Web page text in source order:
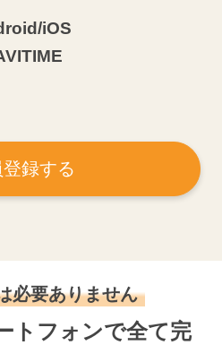
iOS
録する
必要ありません
トフォンで全て完